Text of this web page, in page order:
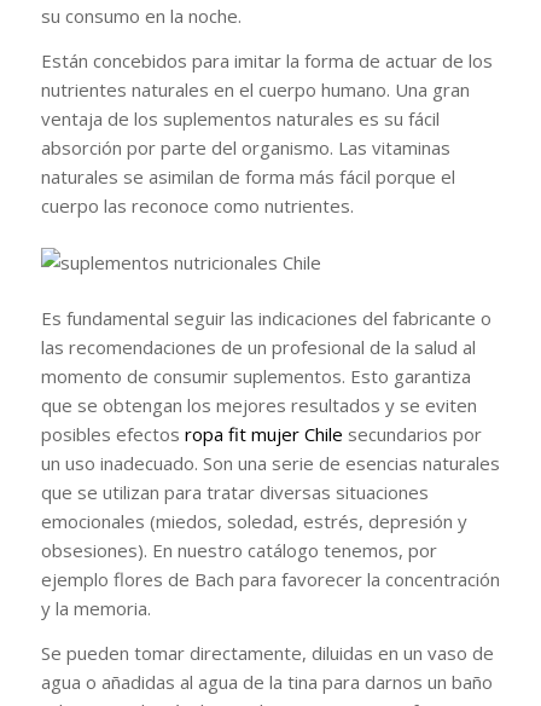
su consumo en la noche.
Están concebidos para imitar la forma de actuar de los
nutrientes naturales en el cuerpo humano. Una gran
ventaja de los suplementos naturales es su fácil
absorción por parte del organismo. Las vitaminas
naturales se asimilan de forma más fácil porque el
cuerpo las reconoce como nutrientes.
Es fundamental seguir las indicaciones del fabricante o
las recomendaciones de un profesional de la salud al
momento de consumir suplementos. Esto garantiza
que se obtengan los mejores resultados y se eviten
posibles efectos ropa fit mujer Chile secundarios por
un uso inadecuado. Son una serie de esencias naturales
que se utilizan para tratar diversas situaciones
emocionales (miedos, soledad, estrés, depresión y
obsesiones). En nuestro catálogo tenemos, por
ejemplo flores de Bach para favorecer la concentración
y la memoria.
Se pueden tomar directamente, diluidas en un vaso de
agua o añadidas al agua de la tina para darnos un baño